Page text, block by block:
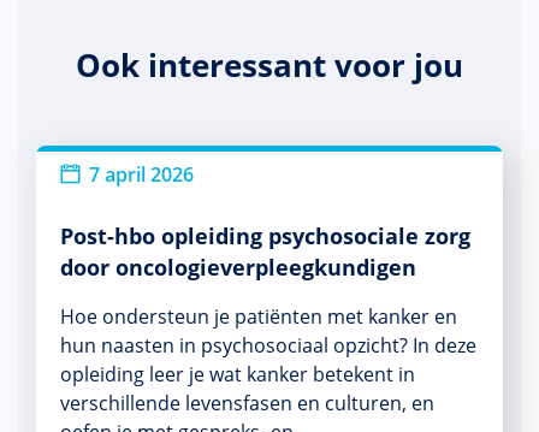
Ook interessant voor jou
7 april 2026
Post-hbo opleiding psychosociale zorg
door oncologieverpleegkundigen
Hoe ondersteun je patiënten met kanker en
hun naasten in psychosociaal opzicht? In deze
opleiding leer je wat kanker betekent in
verschillende levensfasen en culturen, en